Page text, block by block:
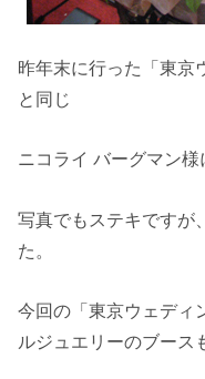
昨年末に行った「東京
と同じ
ニコライ バーグマン様
写真でもステキですが
た。
今回の「東京ウェディ
ルジュエリーのブース